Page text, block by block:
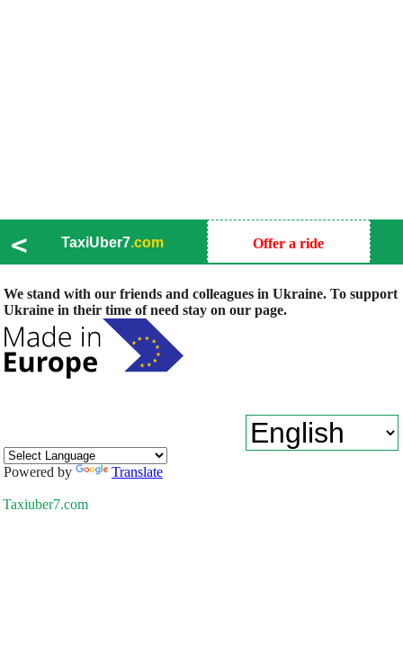
< TaxiUber7.com Offer a ride
We stand with our friends and colleagues in Ukraine. To support
Ukraine in their time of need stay on our page.
Powered by Translate
Taxiuber7.com